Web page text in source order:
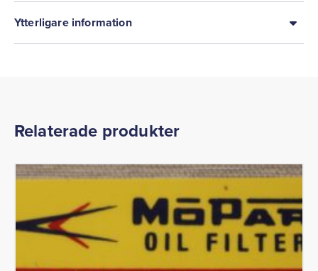
Ytterligare information
Relaterade produkter